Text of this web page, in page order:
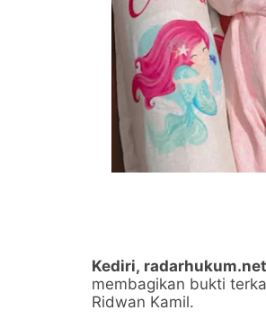
Kediri, radarhukum.net
membagikan bukti
Ridwan Kamil.